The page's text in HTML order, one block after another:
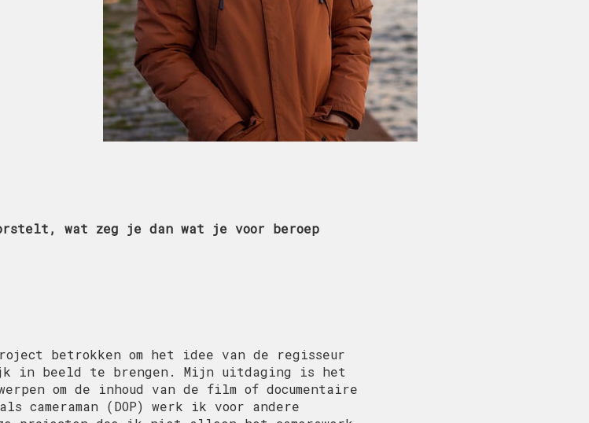
wat zeg je dan wat je voor beroep
betrokken om het idee van de regisseur
in beeld te brengen. Mijn uitdaging is het
om de inhoud van de film of documentaire
cameraman (DOP) werk ik voor andere